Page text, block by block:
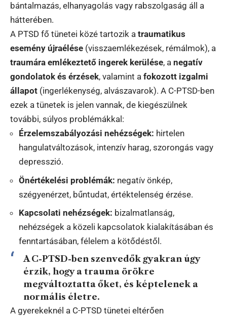
bántalmazás, elhanyagolás vagy rabszolgaság áll a
hátterében.
A PTSD fő tünetei közé tartozik a traumatikus
esemény újraélése (visszaemlékezések, rémálmok), a
traumára emlékeztető ingerek kerülése, a negatív
gondolatok és érzések, valamint a fokozott izgalmi
állapot (ingerlékenység, alvászavarok). A C-PTSD-ben
ezek a tünetek is jelen vannak, de kiegészülnek
további, súlyos problémákkal:
Érzelemszabályozási nehézségek: hirtelen
hangulatváltozások, intenzív harag, szorongás vagy
depresszió.
Önértékelési problémák: negatív önkép,
szégyenérzet, bűntudat, értéktelenség érzése.
Kapcsolati nehézségek: bizalmatlanság,
nehézségek a közeli kapcsolatok kialakításában és
fenntartásában, félelem a kötődéstől.
A C-PTSD-ben szenvedők gyakran úgy
érzik, hogy a trauma örökre
megváltoztatta őket, és képtelenek a
normális életre.
A gyerekeknél a C-PTSD tünetei eltérően